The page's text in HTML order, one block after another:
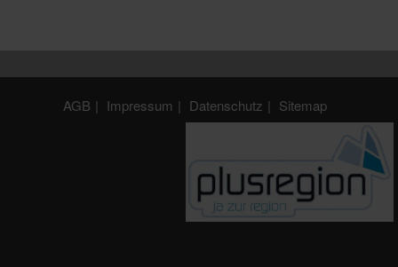
AGB Impressum Datenschutz Sitemap